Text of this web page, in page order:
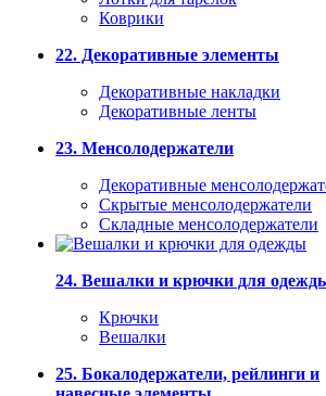
Коврики
22. Декоративные элементы
Декоративные накладки
Декоративные ленты
23. Менсолодержатели
Декоративные
Скрытые менсолодержатели
Складные менсолодержатели
24. Вешалки и крючки для
Крючки
Вешалки
25. Бокалодержатели, рейлинги и